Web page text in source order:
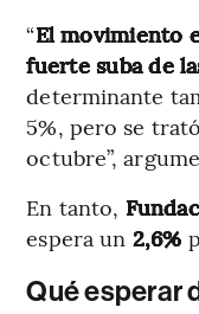
“El movimiento
fuerte suba de
determinante
5%, pero se
octubre”,
En tanto,
espera un 2,6%
Qué esperar